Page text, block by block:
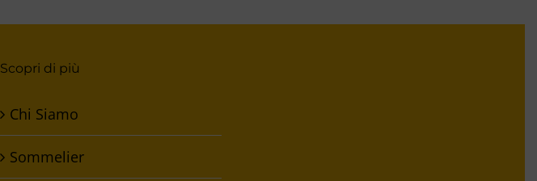
Scopri di più
Chi Siamo
Sommelier